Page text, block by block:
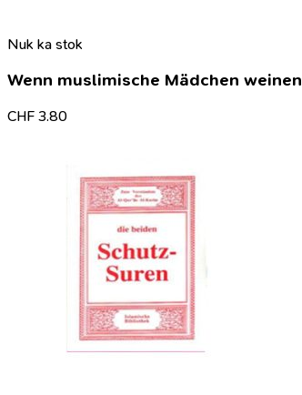
Nuk ka stok
Wenn muslimische Mädchen weinen
CHF 3.80